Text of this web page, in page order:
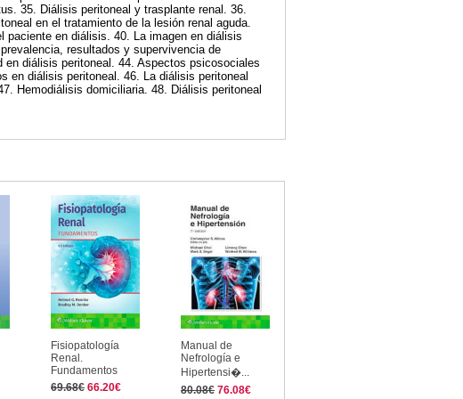
35. Diálisis peritoneal y trasplante renal. 36.
en el tratamiento de la lesión renal aguda.
paciente en diálisis. 40. La imagen en diálisis
resultados y supervivencia de
diálisis peritoneal. 44. Aspectos psicosociales
en diálisis peritoneal. 46. La diálisis peritoneal
Hemodiálisis domiciliaria. 48. Diálisis peritoneal
Fisiopatología
Renal.
Fundamentos
69.68€ 66.20€
Manual de
Nefrología e
Hipertensi�...
80.08€ 76.08€